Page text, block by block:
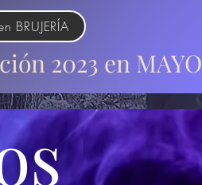
BRUJERÍA
2023 en MAYO